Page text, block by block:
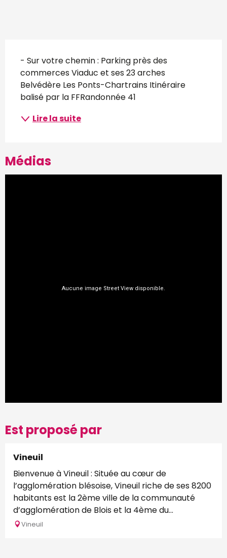
Description
- Sur votre chemin : Parking près des
commerces Viaduc et ses 23 arches
Belvédère Les Ponts-Chartrains Itinéraire
balisé par la FFRandonnée 41
Lire la suite
Médias
Est proposé par
Vineuil
Bienvenue à Vineuil : Située au cœur de
l’agglomération blésoise, Vineuil riche de ses 8200
habitants est la 2ème ville de la communauté
d’agglomération de Blois et la 4ème du...
Vineuil